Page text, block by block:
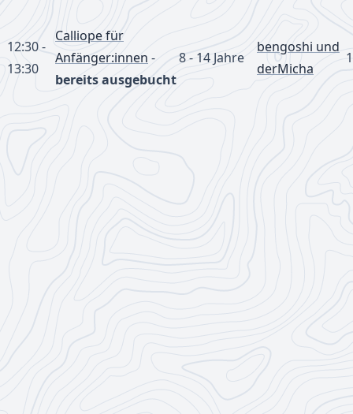
12:30 -
13:30
Calliope für
Anfänger:innen -
bereits ausgebucht
8 - 14 Jahre
bengoshi und
derMicha